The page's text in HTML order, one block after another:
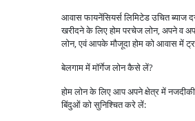
आवास फायनेंसियर्स लिमिटेड उचित ब्याज
खरीदने के लिए होम परचेज लोन, अपने व
लोन, एवं आपके मौजूदा होम को आवास में
बेलगाम में मॉर्गेज लोन कैसे लें?
होम लोन के लिए आप अपने क्षेत्र में
बिंदुओं को सुनिश्चित करे लें: